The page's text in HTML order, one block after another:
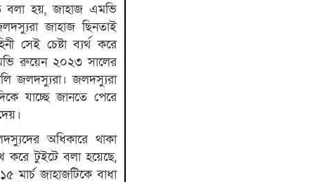
বলা হয়, জাহাজ এমভি
জাহাজ ছিনতাই
সেই চেষ্টা ব্যর্থ করে
রুয়েন ২০২৩ সালের
জলদস্যুরা। জলদস্যুরা
যাচ্ছে জানতে পেরে
অধিকারে থাকা
করে টুইটে বলা হয়েছে,
মার্চ জাহাজটিকে বাধা